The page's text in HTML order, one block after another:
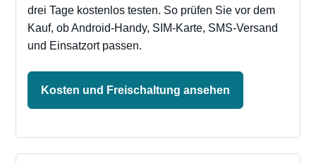
drei Tage kostenlos testen. So prüfen Sie vor dem
Kauf, ob Android-Handy, SIM-Karte, SMS-Versand
und Einsatzort passen.
Kosten und Freischaltung ansehen